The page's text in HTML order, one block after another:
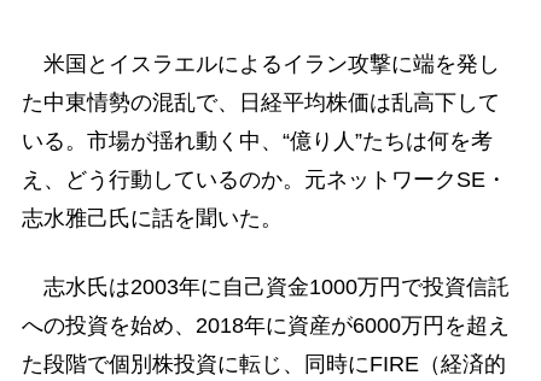
米国とイスラエルによるイラン攻撃に端を発し
た中東情勢の混乱で、日経平均株価は乱高下して
いる。市場が揺れ動く中、“億り人”たちは何を考
え、どう行動しているのか。元ネットワークSE・
志水雅己氏に話を聞いた。
志水氏は2003年に自己資金1000万円で投資信託
への投資を始め、2018年に資産が6000万円を超え
た段階で個別株投資に転じ、同時にFIRE（経済的